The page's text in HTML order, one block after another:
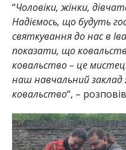
“Чоловіки, жінки,
Надіємось, що будуть
святкування до нас в
показати, що
ковальство – це
наш навчальний заклад
ковальство“, –